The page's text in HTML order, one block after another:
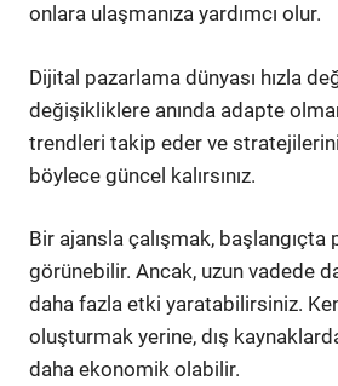
onlara ulaşmanıza yardımcı olur.
Dijital pazarlama dünyası hızla
değişikliklere anında adapte
trendleri takip eder ve
böylece güncel kalırsınız.
Bir ajansla çalışmak, başlangıçta
görünebilir. Ancak, uzun vadede
daha fazla etki yaratabilirsiniz.
oluşturmak yerine, dış
daha ekonomik olabilir.